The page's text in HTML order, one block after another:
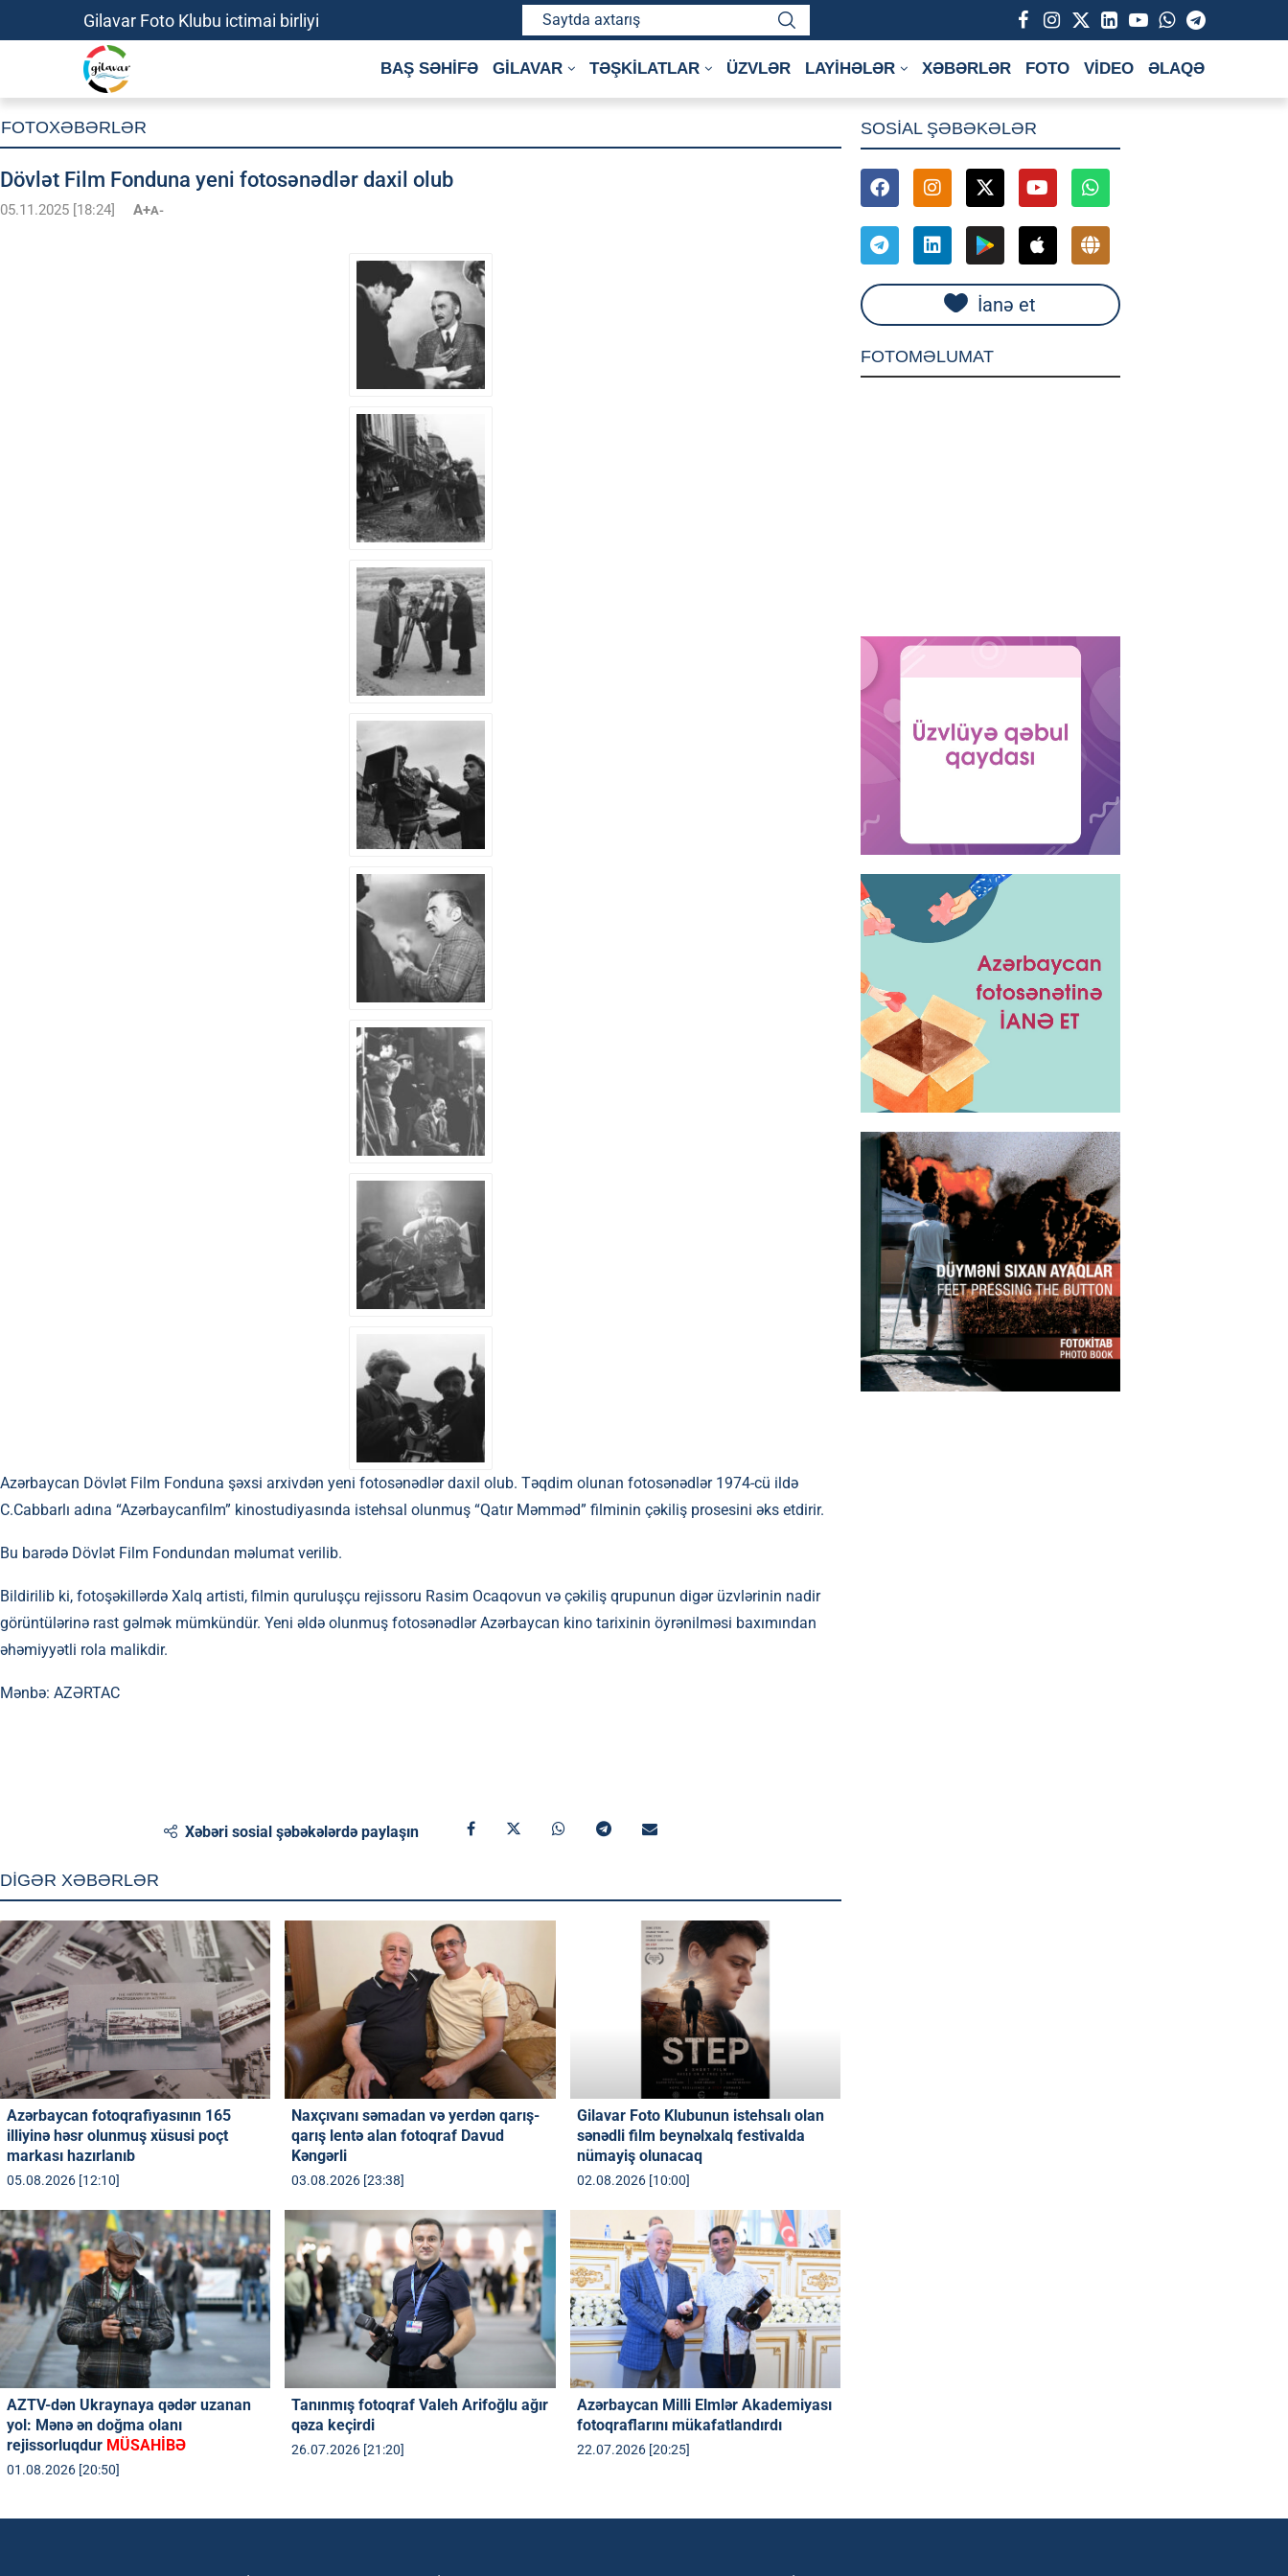
Gilavar Foto Klubu ictimai birliyi
BAŞ SƏHİFƏ GİLAVAR TƏŞKİLATLAR ÜZVLƏR LAYİHƏLƏR XƏBƏRLƏR FOTO VİDEO ƏLAQƏ
FOTOXƏBƏRLƏR
Dövlət Film Fonduna yeni fotosənədlər daxil olub
05.11.2025 [18:24] A+A-
Azərbaycan Dövlət Film Fonduna şəxsi arxivdən yeni fotosənədlər daxil olub. Təqdim olunan fotosənədlər 1974-cü ildə
C.Cabbarlı adına “Azərbaycanfilm” kinostudiyasında istehsal olunmuş “Qatır Məmməd” filminin çəkiliş prosesini əks etdirir.
Bu barədə Dövlət Film Fondundan məlumat verilib.
Bildirilib ki, fotoşəkillərdə Xalq artisti, filmin quruluşçu rejissoru Rasim Ocaqovun və çəkiliş qrupunun digər üzvlərinin nadir
görüntülərinə rast gəlmək mümkündür. Yeni əldə olunmuş fotosənədlər Azərbaycan kino tarixinin öyrənilməsi baxımından
əhəmiyyətli rola malikdir.
Mənbə: AZƏRTAC
Xəbəri sosial şəbəkələrdə paylaşın
DİGƏR XƏBƏRLƏR
Azərbaycan fotoqrafiyasının 165
illiyinə həsr olunmuş xüsusi poçt
markası hazırlanıb
05.08.2026 [12:10]
Naxçıvanı səmadan və yerdən qarış-
qarış lentə alan fotoqraf Davud
Kəngərli
03.08.2026 [23:38]
Gilavar Foto Klubunun istehsalı olan
sənədli film beynəlxalq festivalda
nümayiş olunacaq
02.08.2026 [10:00]
AZTV-dən Ukraynaya qədər uzanan
yol: Mənə ən doğma olanı
rejissorluqdur MÜSAHİBƏ
01.08.2026 [20:50]
Tanınmış fotoqraf Valeh Arifoğlu ağır
qəza keçirdi
26.07.2026 [21:20]
Azərbaycan Milli Elmlər Akademiyası
fotoqraflarını mükafatlandırdı
22.07.2026 [20:25]
SOSİAL ŞƏBƏKƏLƏR
İanə et
FOTOMƏLUMAT